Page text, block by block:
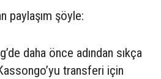
paylaşım şöyle:
daha önce adından sıkça
transferi için